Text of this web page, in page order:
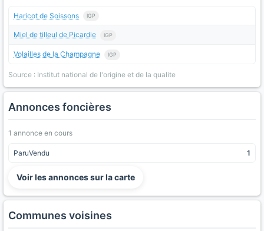
Haricot de Soissons IGP
Miel de tilleul de Picardie IGP
Volailles de la Champagne IGP
Source : Institut national de l'origine et de la qualite
Annonces foncières
1 annonce en cours
ParuVendu 1
Voir les annonces sur la carte
Communes voisines